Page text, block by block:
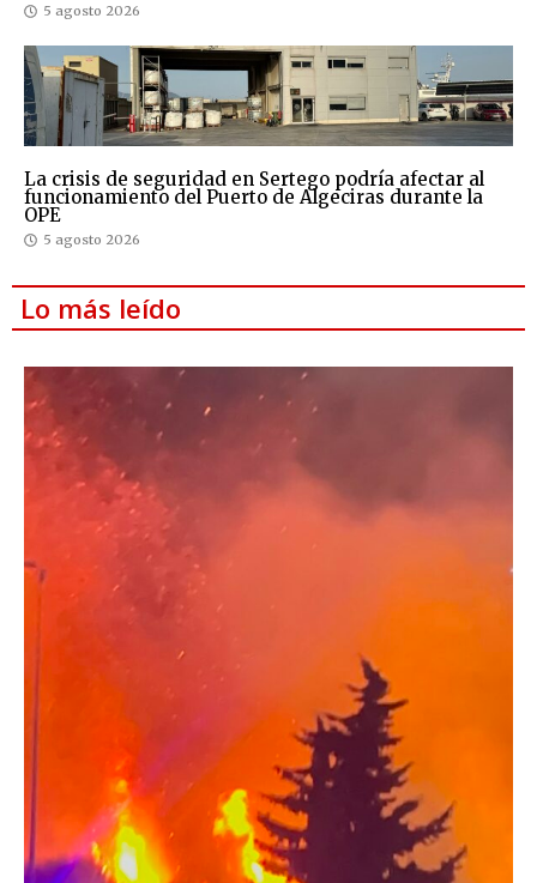
5 agosto 2026
La crisis de seguridad en Sertego podría afectar al
funcionamiento del Puerto de Algeciras durante la
OPE
5 agosto 2026
Lo más leído